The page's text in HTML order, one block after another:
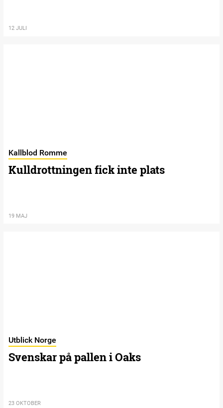
12 JULI
Kallblod Romme
Kulldrottningen fick inte plats
19 MAJ
Utblick Norge
Svenskar på pallen i Oaks
23 OKTOBER